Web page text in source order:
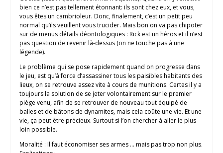
bien ce n’est pas tellement étonnant: ils sont chez eux, et vous,
vous êtes un cambrioleur. Donc, finalement, c’est un petit peu
normal qu’ils veuillent vous trucider. Mais bon on va pas chipoter
sur de menus détails déontologiques : Rick est un héros et il n’est
pas question de revenir là-dessus (on ne touche pas à une
légende).
Le problème qui se pose rapidement quand on progresse dans
le jeu, est qu’à force d’assassiner tous les paisibles habitants des
lieux, on se retrouve assez vite à cours de munitions. Certes il y a
toujours la solution de se jeter volontairement sur le premier
piège venu, afin de se retrouver de nouveau tout équipé de
balles et de bâtons de dynamites, mais cela coûte une vie. Et une
vie, ça peut être précieux. Surtout si l’on chercher à aller le plus
loin possible.
Moralité : Il faut économiser ses armes … mais pas trop non plus.